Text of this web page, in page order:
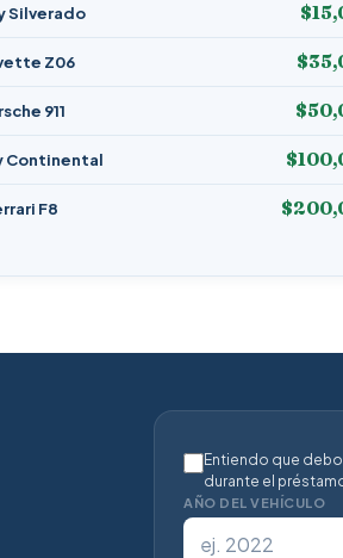
Silverado
Z06
911
Continental
F8
Entiendo que debo
durante el
AÑO DEL VEHÍCULO